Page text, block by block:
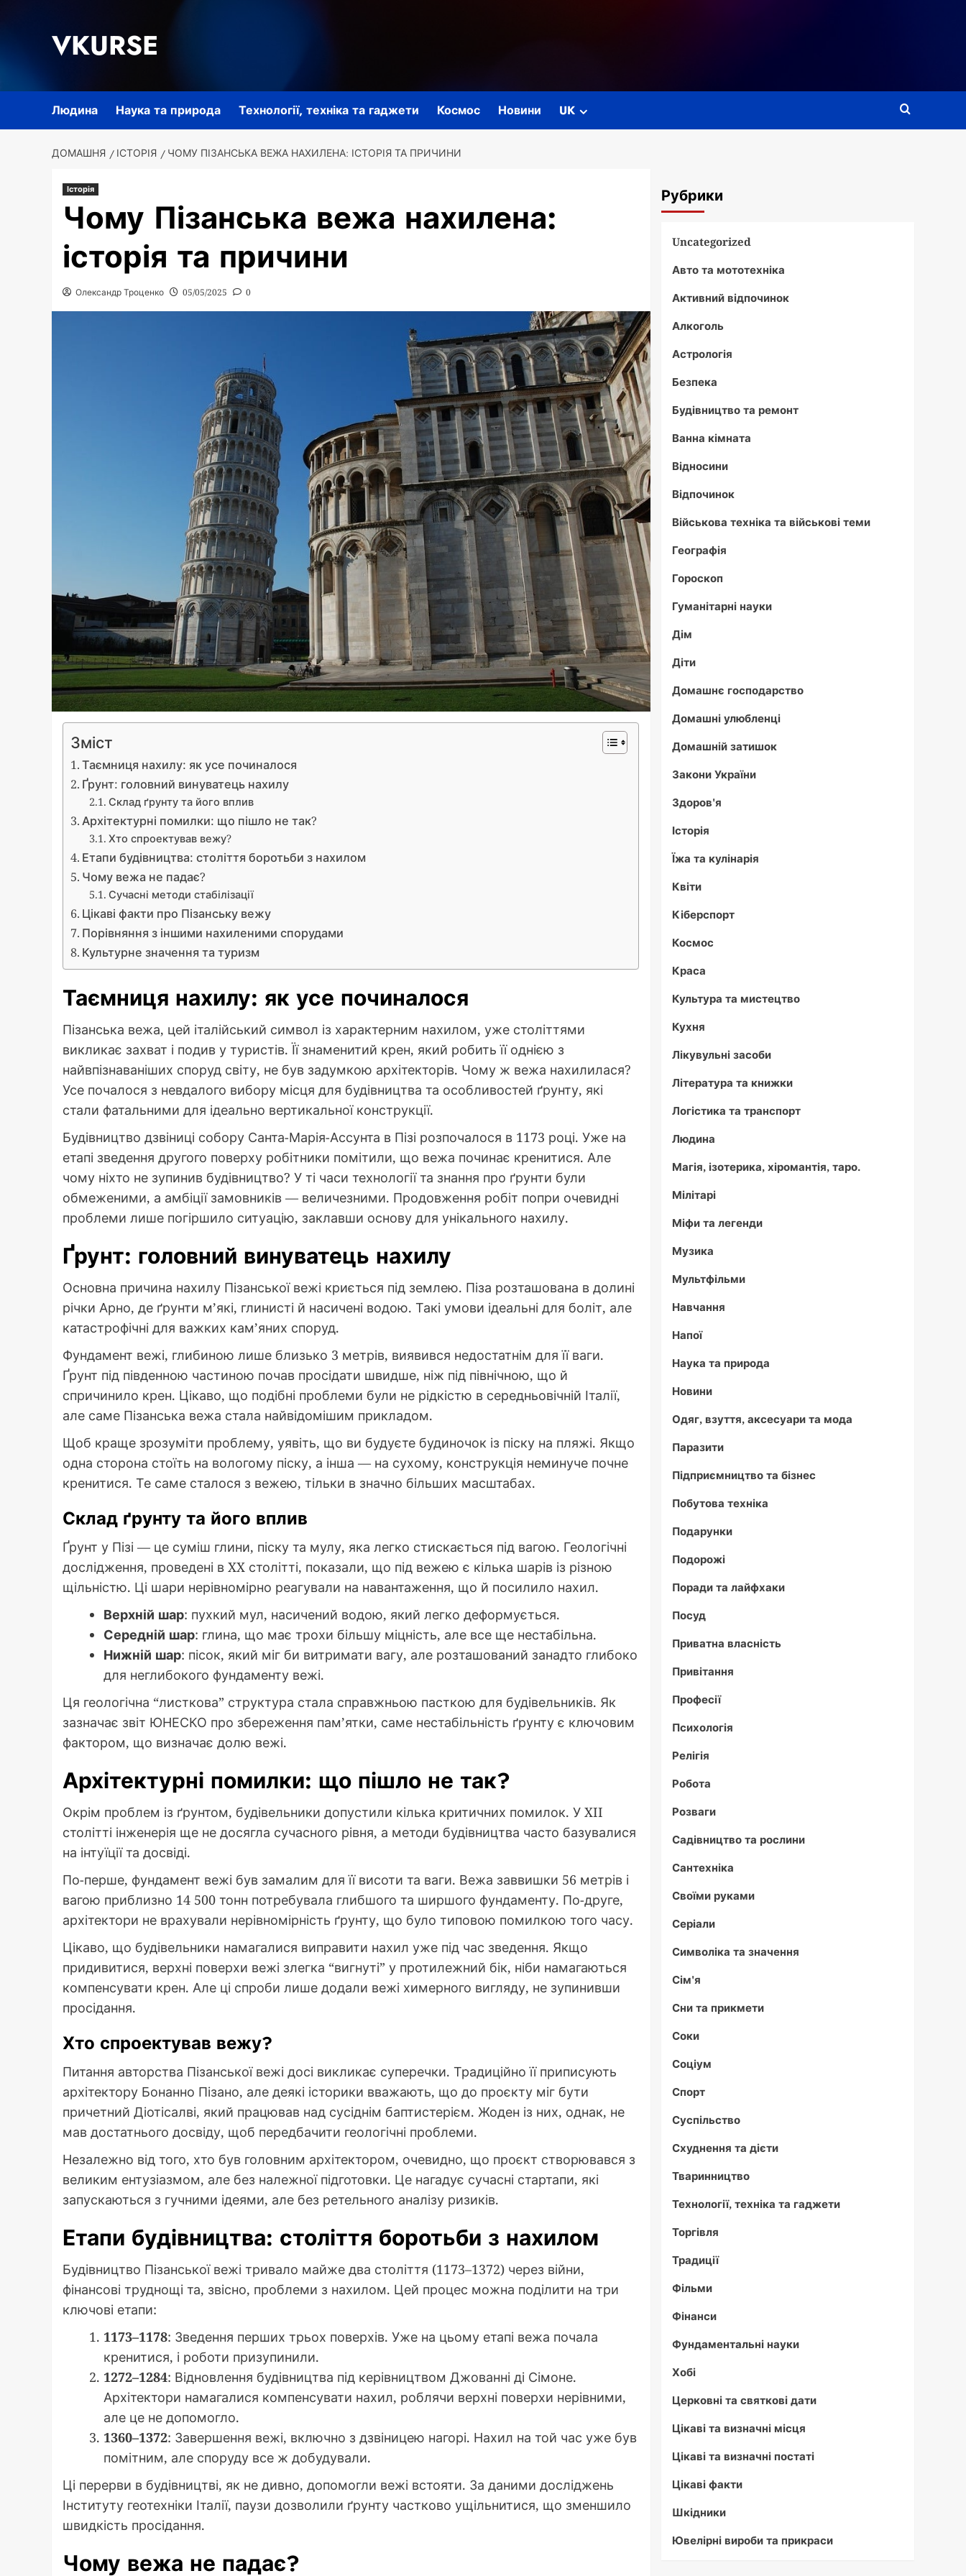
VKURSE
Людина Наука та природа Технології, техніка та гаджети Космос Новини UK
ДОМАШНЯ ІСТОРІЯ ЧОМУ ПІЗАНСЬКА ВЕЖА НАХИЛЕНА: ІСТОРІЯ ТА ПРИЧИНИ
Історія
Чому Пізанська вежа нахилена:
історія та причини
Олександр Троценко 05/05/2025 0
Зміст
Таємниця нахилу: як усе починалося
Ґрунт: головний винуватець нахилу
Склад ґрунту та його вплив
Архітектурні помилки: що пішло не так?
Хто спроектував вежу?
Етапи будівництва: століття боротьби з нахилом
Чому вежа не падає?
Сучасні методи стабілізації
Цікаві факти про Пізанську вежу
Порівняння з іншими нахиленими спорудами
Культурне значення та туризм
Таємниця нахилу: як усе починалося
Пізанська вежа, цей італійський символ із характерним нахилом, уже століттями
викликає захват і подив у туристів. Її знаменитий крен, який робить її однією з
найвпізнаваніших споруд світу, не був задумкою архітекторів. Чому ж вежа нахилилася?
Усе почалося з невдалого вибору місця для будівництва та особливостей ґрунту, які
стали фатальними для ідеально вертикальної конструкції.
Будівництво дзвіниці собору Санта-Марія-Ассунта в Пізі розпочалося в 1173 році. Уже на
етапі зведення другого поверху робітники помітили, що вежа починає кренитися. Але
чому ніхто не зупинив будівництво? У ті часи технології та знання про ґрунти були
обмеженими, а амбіції замовників — величезними. Продовження робіт попри очевидні
проблеми лише погіршило ситуацію, заклавши основу для унікального нахилу.
Ґрунт: головний винуватець нахилу
Основна причина нахилу Пізанської вежі криється під землею. Піза розташована в долині
річки Арно, де ґрунти м’які, глинисті й насичені водою. Такі умови ідеальні для боліт, але
катастрофічні для важких кам’яних споруд.
Фундамент вежі, глибиною лише близько 3 метрів, виявився недостатнім для її ваги.
Ґрунт під південною частиною почав просідати швидше, ніж під північною, що й
спричинило крен. Цікаво, що подібні проблеми були не рідкістю в середньовічній Італії,
але саме Пізанська вежа стала найвідомішим прикладом.
Щоб краще зрозуміти проблему, уявіть, що ви будуєте будиночок із піску на пляжі. Якщо
одна сторона стоїть на вологому піску, а інша — на сухому, конструкція неминуче почне
кренитися. Те саме сталося з вежею, тільки в значно більших масштабах.
Склад ґрунту та його вплив
Ґрунт у Пізі — це суміш глини, піску та мулу, яка легко стискається під вагою. Геологічні
дослідження, проведені в XX столітті, показали, що під вежею є кілька шарів із різною
щільністю. Ці шари нерівномірно реагували на навантаження, що й посилило нахил.
Верхній шар: пухкий мул, насичений водою, який легко деформується.
Середній шар: глина, що має трохи більшу міцність, але все ще нестабільна.
Нижній шар: пісок, який міг би витримати вагу, але розташований занадто глибоко
для неглибокого фундаменту вежі.
Ця геологічна “листкова” структура стала справжньою пасткою для будівельників. Як
зазначає звіт ЮНЕСКО про збереження пам’ятки, саме нестабільність ґрунту є ключовим
фактором, що визначає долю вежі.
Архітектурні помилки: що пішло не так?
Окрім проблем із ґрунтом, будівельники допустили кілька критичних помилок. У XII
столітті інженерія ще не досягла сучасного рівня, а методи будівництва часто базувалися
на інтуїції та досвіді.
По-перше, фундамент вежі був замалим для її висоти та ваги. Вежа заввишки 56 метрів і
вагою приблизно 14 500 тонн потребувала глибшого та ширшого фундаменту. По-друге,
архітектори не врахували нерівномірність ґрунту, що було типовою помилкою того часу.
Цікаво, що будівельники намагалися виправити нахил уже під час зведення. Якщо
придивитися, верхні поверхи вежі злегка “вигнуті” у протилежний бік, ніби намагаються
компенсувати крен. Але ці спроби лише додали вежі химерного вигляду, не зупинивши
просідання.
Хто спроектував вежу?
Питання авторства Пізанської вежі досі викликає суперечки. Традиційно її приписують
архітектору Бонанно Пізано, але деякі історики вважають, що до проєкту міг бути
причетний Діотісалві, який працював над сусіднім баптистерієм. Жоден із них, однак, не
мав достатнього досвіду, щоб передбачити геологічні проблеми.
Незалежно від того, хто був головним архітектором, очевидно, що проєкт створювався з
великим ентузіазмом, але без належної підготовки. Це нагадує сучасні стартапи, які
запускаються з гучними ідеями, але без ретельного аналізу ризиків.
Етапи будівництва: століття боротьби з нахилом
Будівництво Пізанської вежі тривало майже два століття (1173–1372) через війни,
фінансові труднощі та, звісно, проблеми з нахилом. Цей процес можна поділити на три
ключові етапи:
1173–1178: Зведення перших трьох поверхів. Уже на цьому етапі вежа почала
кренитися, і роботи призупинили.
1272–1284: Відновлення будівництва під керівництвом Джованні ді Сімоне.
Архітектори намагалися компенсувати нахил, роблячи верхні поверхи нерівними,
але це не допомогло.
1360–1372: Завершення вежі, включно з дзвіницею нагорі. Нахил на той час уже був
помітним, але споруду все ж добудували.
Ці перерви в будівництві, як не дивно, допомогли вежі встояти. За даними досліджень
Інституту геотехніки Італії, паузи дозволили ґрунту частково ущільнитися, що зменшило
швидкість просідання.
Чому вежа не падає?
Рубрики
Uncategorized
Авто та мототехніка
Активний відпочинок
Алкоголь
Астрологія
Безпека
Будівництво та ремонт
Ванна кімната
Відносини
Відпочинок
Військова техніка та військові теми
Географія
Гороскоп
Гуманітарні науки
Дім
Діти
Домашнє господарство
Домашні улюбленці
Домашній затишок
Закони України
Здоров'я
Історія
Їжа та кулінарія
Квіти
Кіберспорт
Космос
Краса
Культура та мистецтво
Кухня
Лікувульні засоби
Література та книжки
Логістика та транспорт
Людина
Магія, ізотерика, хіромантія, таро.
Мілітарі
Міфи та легенди
Музика
Мультфільми
Навчання
Напої
Наука та природа
Новини
Одяг, взуття, аксесуари та мода
Паразити
Підприємництво та бізнес
Побутова техніка
Подарунки
Подорожі
Поради та лайфхаки
Посуд
Приватна власність
Привітання
Професії
Психологія
Релігія
Робота
Розваги
Садівництво та рослини
Сантехніка
Своїми руками
Серіали
Символіка та значення
Сім'я
Сни та прикмети
Соки
Соціум
Спорт
Суспільство
Схуднення та дієти
Тваринництво
Технології, техніка та гаджети
Торгівля
Традиції
Фільми
Фінанси
Фундаментальні науки
Хобі
Церковні та святкові дати
Цікаві та визначні місця
Цікаві та визначні постаті
Цікаві факти
Шкідники
Ювелірні вироби та прикраси